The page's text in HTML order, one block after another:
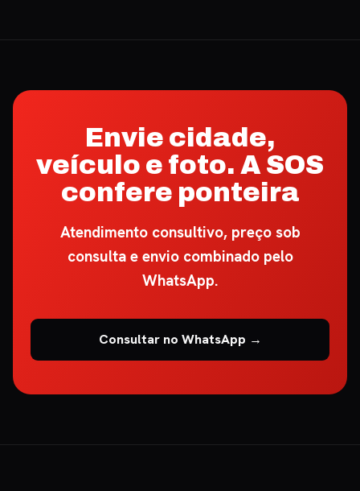
Envie cidade,
veículo e foto. A SOS
confere ponteira
Atendimento consultivo, preço sob
consulta e envio combinado pelo
WhatsApp.
Consultar no WhatsApp →